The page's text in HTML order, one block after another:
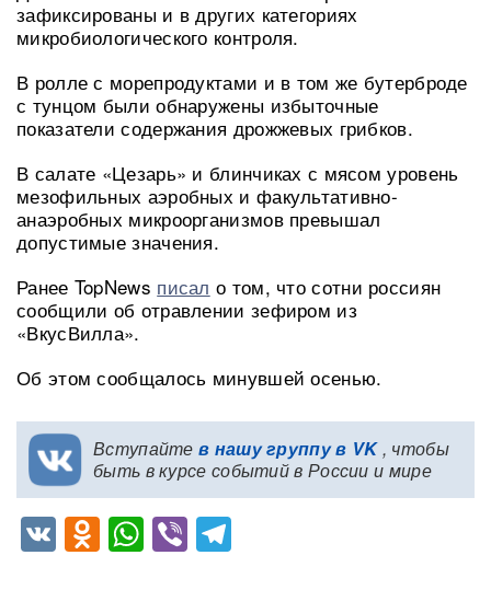
зафиксированы и в других категориях
микробиологического контроля.
В ролле с морепродуктами и в том же бутерброде
с тунцом были обнаружены избыточные
показатели содержания дрожжевых грибков.
В салате «Цезарь» и блинчиках с мясом уровень
мезофильных аэробных и факультативно-
анаэробных микроорганизмов превышал
допустимые значения.
Ранее TopNews писал о том, что сотни россиян
сообщили об отравлении зефиром из
«ВкусВилла».
Об этом сообщалось минувшей осенью.
Вступайте в нашу группу в VK, чтобы
быть в курсе событий в России и мире
VKOdnoklassniki
WhatsApp
Viber